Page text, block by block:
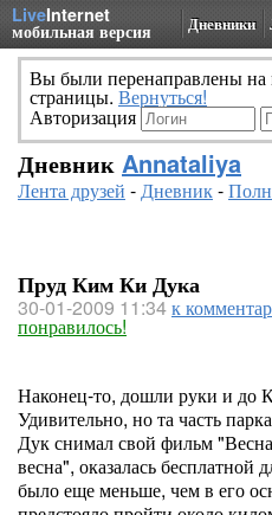
LiveInternet
мобильная версия Дневники
Вы были перенаправлены
страницы. Вернуться!
Авторизация
Дневник Annataliya
Лента друзей -Дневник-
Пруд Ким Ки Дука
30-01-2009 11:34к
понравилось!
Наконец-то, дошли руки и до
Удивительно, но та часть
Дук снимал свой фильм
весна", оказалась бесплатной
было еще меньше, чем в его